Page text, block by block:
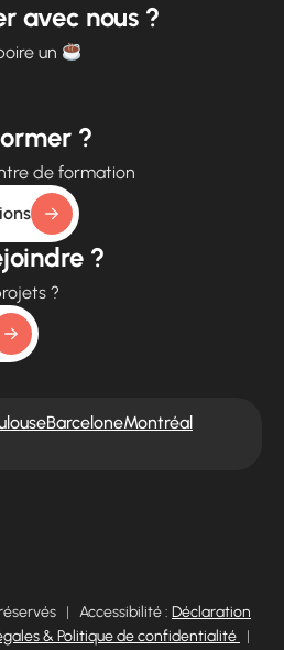
avec nous ?
un
?
de formation
?
?
BarceloneMontréal
| Accessibilité : Déclaration
& Politique de confidentialité |